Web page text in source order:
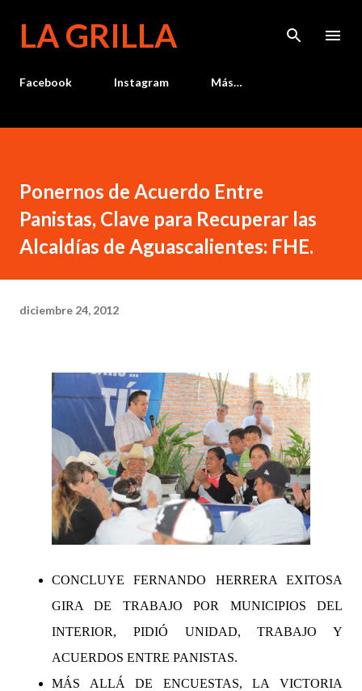
LA GRILLA
Facebook Instagram Más…
Ponernos de Acuerdo Entre
Panistas, Clave para Recuperar las
Alcaldías de Aguascalientes: FHE.
diciembre 24, 2012
CONCLUYE FERNANDO HERRERA EXITOSA
GIRA DE TRABAJO POR MUNICIPIOS DEL
INTERIOR, PIDIÓ UNIDAD, TRABAJO Y
ACUERDOS ENTRE PANISTAS.
MÁS ALLÁ DE ENCUESTAS, LA VICTORIA